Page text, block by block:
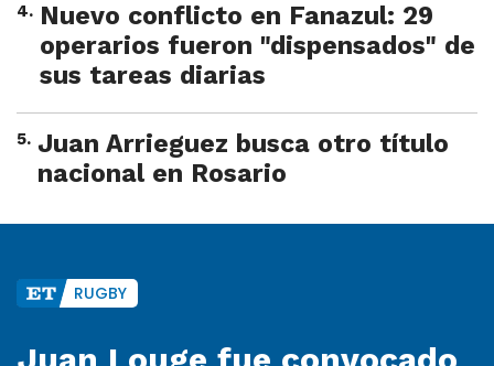
4. Nuevo conflicto en Fanazul: 29
operarios fueron "dispensados" de
sus tareas diarias
5. Juan Arrieguez busca otro título
nacional en Rosario
RUGBY